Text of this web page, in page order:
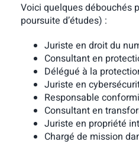
Voici quelques débouchés
poursuite d’études) :
Juriste en droit du
Consultant en
Délégué à la
Juriste en
Responsable
Consultant en
Juriste en propriété
Chargé de mission